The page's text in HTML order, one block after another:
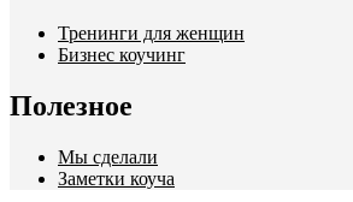
Тренинги для женщин
Бизнес коучинг
Полезное
Мы сделали
Заметки коуча